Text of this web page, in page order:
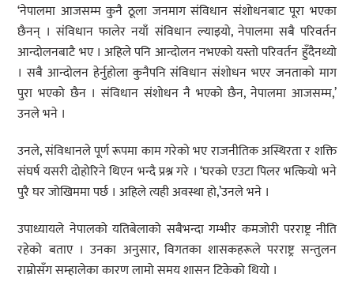
‘नेपालमा आजसम्म कुनै ठूला जनमाग संविधान संशोधनबाट पूरा भएका
छैनन् । संविधान फालेर नयाँ संविधान ल्याइयो, नेपालमा सबै परिवर्तन
आन्दोलनबाटै भए । अहिले पनि आन्दोलन नभएको यस्तो परिवर्तन हुँदैनथ्यो
। सबै आन्दोलन हेर्नुहोला कुनैपनि संविधान संशोधन भएर जनताको माग
पुरा भएको छैन । संविधान संशोधन नै भएको छैन, नेपालमा आजसम्म,’
उनले भने ।
उनले, संविधानले पूर्ण रूपमा काम गरेको भए राजनीतिक अस्थिरता र शक्ति
संघर्ष यसरी दोहोरिने थिएन भन्दै प्रश्न गरे । ‘घरको एउटा पिलर भत्कियो भने
पुरै घर जोखिममा पर्छ । अहिले त्यही अवस्था हो,’उनले भने ।
उपाध्यायले नेपालको यतिबेलाको सबैभन्दा गम्भीर कमजोरी परराष्ट्र नीति
रहेको बताए । उनका अनुसार, विगतका शासकहरूले परराष्ट्र सन्तुलन
राम्रोसँग सम्हालेका कारण लामो समय शासन टिकेको थियो ।